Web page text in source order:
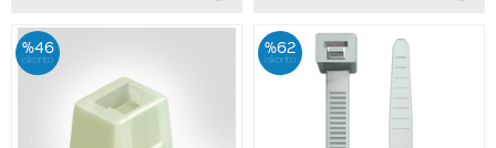
%46
iskonto
%62
iskonto